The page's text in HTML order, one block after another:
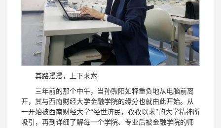
其路漫漫，上下求索
三年前的那个中午，当孙煦阳如释重负地从电脑前离
开，其与西南财经大学金融学院的缘分也就由此开始。从
一开始被西南财经大学“经世济民，孜孜以求”的大学精神所
吸引，再到详细了解每一个学院、专业后被金融学院的师